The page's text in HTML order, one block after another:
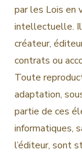
par les Lois en
intellectuelle.
créateur,
contrats ou
Toute
adaptation,
partie de ces
informatiques,
l’éditeur, sont